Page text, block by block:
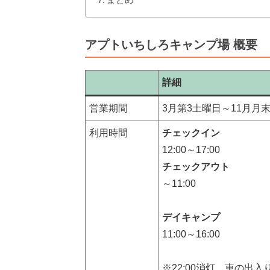
アプトいちしろキャンプ場 概要
詳細
営業期間 3月第3土曜日～11月月末
利用時間
チェックイン
12:00～17:00
チェックアウト
～11:00
デイキャンプ
11:00～16:00